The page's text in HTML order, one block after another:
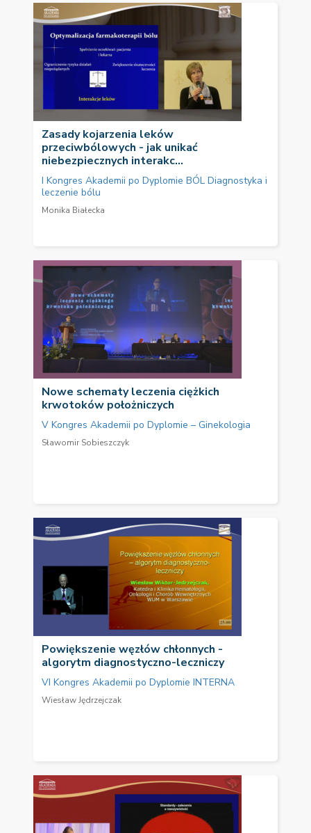
Zasady kojarzenia leków
przeciwbólowych - jak unikać
niebezpiecznych interakc...
I Kongres Akademii po Dyplomie BÓL Diagnostyka i
leczenie bólu
Monika Białecka
Nowe schematy leczenia ciężkich
krwotoków położniczych
V Kongres Akademii po Dyplomie – Ginekologia
Sławomir Sobieszczyk
Powiększenie węzłów chłonnych -
algorytm diagnostyczno-leczniczy
VI Kongres Akademii po Dyplomie INTERNA
Wiesław Jędrzejczak